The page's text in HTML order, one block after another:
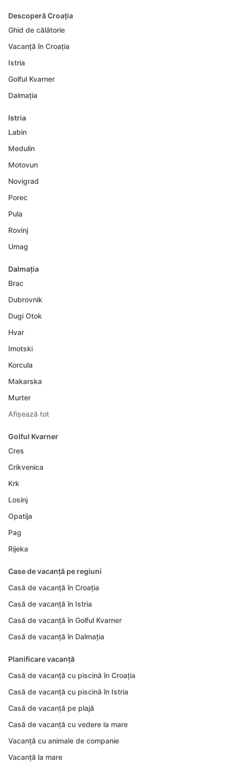
Descoperă Croația
Ghid de călătorie
Vacanță în Croația
Istria
Golful Kvarner
Dalmația
Istria
Labin
Medulin
Motovun
Novigrad
Porec
Pula
Rovinj
Umag
Dalmația
Brac
Dubrovnik
Dugi Otok
Hvar
Imotski
Korcula
Makarska
Murter
Afișează tot
Golful Kvarner
Cres
Crikvenica
Krk
Losinj
Opatija
Pag
Rijeka
Case de vacanță pe regiuni
Casă de vacanță în Croația
Casă de vacanță în Istria
Casă de vacanță în Golful Kvarner
Casă de vacanță în Dalmația
Planificare vacanță
Casă de vacanță cu piscină în Croația
Casă de vacanță cu piscină în Istria
Casă de vacanță pe plajă
Casă de vacanță cu vedere la mare
Vacanță cu animale de companie
Vacanță la mare